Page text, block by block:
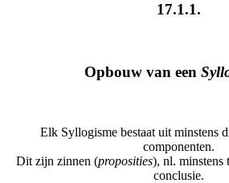
17.1.1.
Opbouw van een
Elk Syllogisme bestaat uit minstens
componenten.
Dit zijn zinnen (proposities), nl. minstens
conclusie.